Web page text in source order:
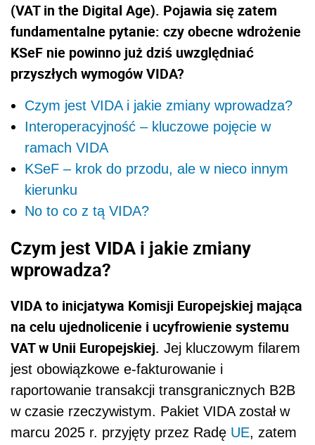
(VAT in the Digital Age). Pojawia się zatem
fundamentalne pytanie: czy obecne wdrożenie
KSeF nie powinno już dziś uwzględniać
przyszłych wymogów VIDA?
Czym jest VIDA i jakie zmiany wprowadza?
Interoperacyjność – kluczowe pojęcie w
ramach VIDA
KSeF – krok do przodu, ale w nieco innym
kierunku
No to co z tą VIDA?
Czym jest VIDA i jakie zmiany
wprowadza?
VIDA to inicjatywa Komisji Europejskiej mająca
na celu ujednolicenie i ucyfrowienie systemu
VAT w Unii Europejskiej. Jej kluczowym filarem
jest obowiązkowe e-fakturowanie i
raportowanie transakcji transgranicznych B2B
w czasie rzeczywistym. Pakiet VIDA został w
marcu 2025 r. przyjęty przez Radę UE, zatem